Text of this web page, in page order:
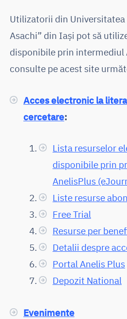
Utilizatorii din Universitatea
Asachi” din Iași pot să
disponibile prin intermediul
consulte pe acest site
Acces electronic la
cercetare:
Lista resurselor
disponibile prin
AnelisPlus
Liste resurse
Free Trial
Resurse per
Detalii despre
Portal Anelis Plus
Depozit National
Evenimente